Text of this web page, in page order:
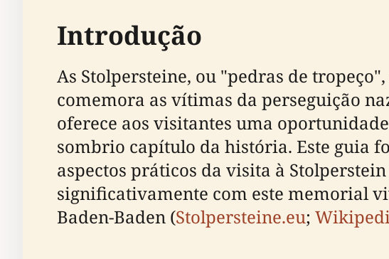
Introdução
As Stolpersteine, ou "pedras de
comemora as vítimas da perseguição
oferece aos visitantes uma
sombrio capítulo da história. Este guia
aspectos práticos da visita à
significativamente com este memorial
Baden-Baden (Stolpersteine.eu;